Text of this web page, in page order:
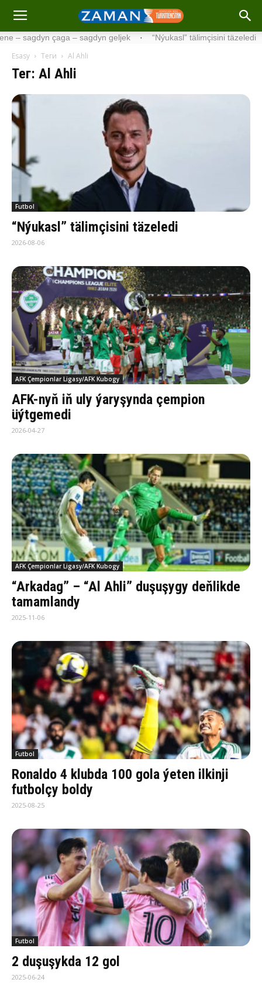
geljek · “Nýukasl” tälimçisini täzeledi · UEFA Çempionlar
Esasy Теги Al Ahli
Тег: Al Ahli
Futbol
“Nýukasl” tälimçisini täzeledi
2026-08-06
AFK Çempionlar Ligasy/AFK Kubogy
AFK-nyň iň uly ýaryşynda çempion
üýtgemedi
2026-04-27
AFK Çempionlar Ligasy/AFK Kubogy
“Arkadag” – “Al Ahli” duşuşygy deňlikde
tamamlandy
2025-11-06
Futbol
Ronaldo 4 klubda 100 gola ýeten ilkinji
futbolçy boldy
2025-08-25
Futbol
2 duşuşykda 12 gol
2025-06-24